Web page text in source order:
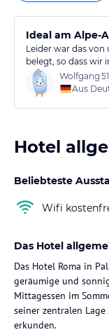
Ideal am Alpe-
Leider war das
belegt, so dass wir
Wolfgang
Aus
Hotel
Beliebteste
Wifi
Das Hotel
Das Hotel Roma in
geräumige und
Mittagessen im
seiner zentralen
erkunden.